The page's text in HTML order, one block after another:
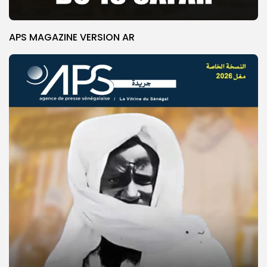
© Copyright 2025, APS
APS MAGAZINE VERSION AR